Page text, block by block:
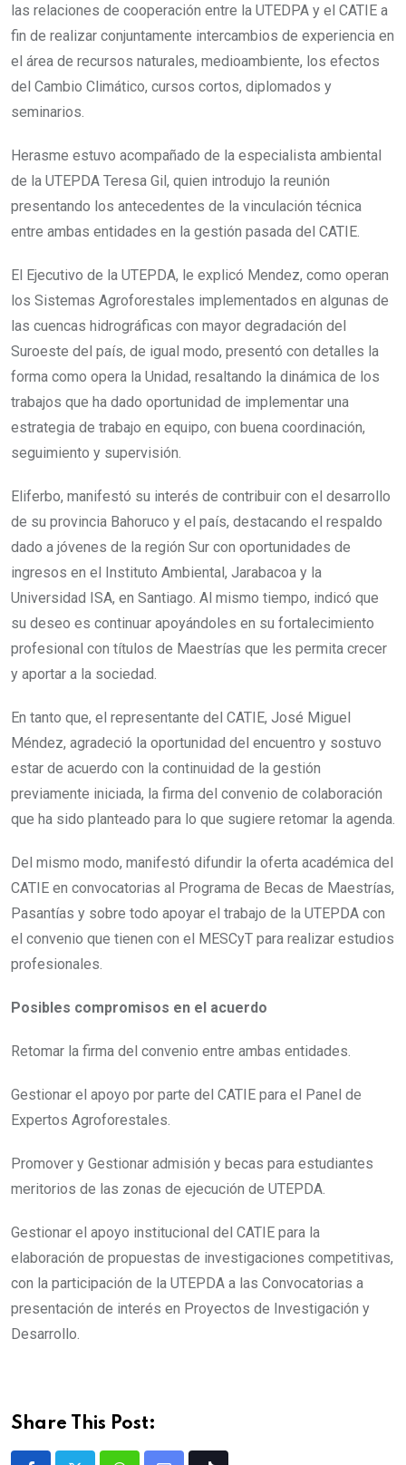
las relaciones de cooperación entre la UTEDPA y el CATIE a
fin de realizar conjuntamente intercambios de experiencia en
el área de recursos naturales, medioambiente, los efectos
del Cambio Climático, cursos cortos, diplomados y
seminarios.
Herasme estuvo acompañado de la especialista ambiental
de la UTEPDA Teresa Gil, quien introdujo la reunión
presentando los antecedentes de la vinculación técnica
entre ambas entidades en la gestión pasada del CATIE.
El Ejecutivo de la UTEPDA, le explicó Mendez, como operan
los Sistemas Agroforestales implementados en algunas de
las cuencas hidrográficas con mayor degradación del
Suroeste del país, de igual modo, presentó con detalles la
forma como opera la Unidad, resaltando la dinámica de los
trabajos que ha dado oportunidad de implementar una
estrategia de trabajo en equipo, con buena coordinación,
seguimiento y supervisión.
Eliferbo, manifestó su interés de contribuir con el desarrollo
de su provincia Bahoruco y el país, destacando el respaldo
dado a jóvenes de la región Sur con oportunidades de
ingresos en el Instituto Ambiental, Jarabacoa y la
Universidad ISA, en Santiago. Al mismo tiempo, indicó que
su deseo es continuar apoyándoles en su fortalecimiento
profesional con títulos de Maestrías que les permita crecer
y aportar a la sociedad.
En tanto que, el representante del CATIE, José Miguel
Méndez, agradeció la oportunidad del encuentro y sostuvo
estar de acuerdo con la continuidad de la gestión
previamente iniciada, la firma del convenio de colaboración
que ha sido planteado para lo que sugiere retomar la agenda.
Del mismo modo, manifestó difundir la oferta académica del
CATIE en convocatorias al Programa de Becas de Maestrías,
Pasantías y sobre todo apoyar el trabajo de la UTEPDA con
el convenio que tienen con el MESCyT para realizar estudios
profesionales.
Posibles compromisos en el acuerdo
Retomar la firma del convenio entre ambas entidades.
Gestionar el apoyo por parte del CATIE para el Panel de
Expertos Agroforestales.
Promover y Gestionar admisión y becas para estudiantes
meritorios de las zonas de ejecución de UTEPDA.
Gestionar el apoyo institucional del CATIE para la
elaboración de propuestas de investigaciones competitivas,
con la participación de la UTEPDA a las Convocatorias a
presentación de interés en Proyectos de Investigación y
Desarrollo.
Share This Post: